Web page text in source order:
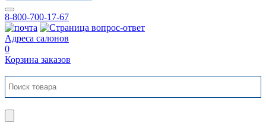
8-800-700-17-67
Адреса салонов
0
Корзина заказов